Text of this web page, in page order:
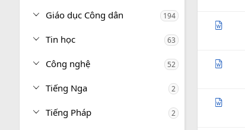
Giáo dục Công dân 194
Tin học 63
Công nghệ 52
Tiếng Nga 2
Tiếng Pháp 2